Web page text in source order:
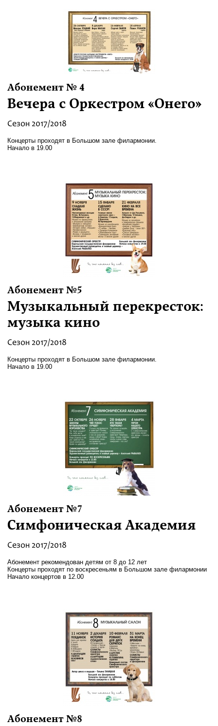
Абонемент № 4
Вечера с Оркестром «Онего»
Сезон 2017/2018
Концерты проходят в Большом зале филармонии.
Начало в 19.00
Абонемент №5
Музыкальный перекресток:
музыка кино
Сезон 2017/2018
Концерты проходят в Большом зале филармонии.
Начало в 19.00
Абонемент №7
Симфоническая Академия
Сезон 2017/2018
Абонемент рекомендован детям от 8 до 12 лет
Концерты проходят по воскресеньям в Большом зале филармонии
Начало концертов в 12.00
Абонемент №8